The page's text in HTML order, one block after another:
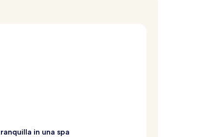
in una spa